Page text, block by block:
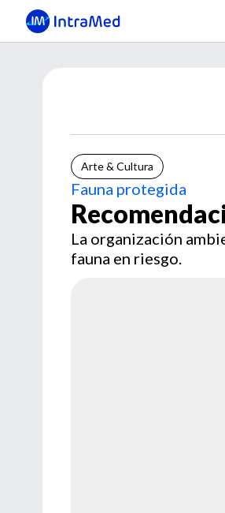
Arte & Cultura
Fauna protegida
La organización
fauna en riesgo.